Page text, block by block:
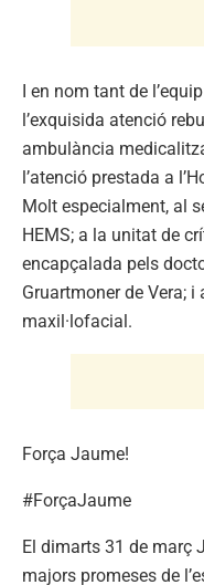
I en nom tant de
l’exquisida atenció
ambulància
l’atenció prestada a
Molt especialment, al
HEMS; a la unitat de
encapçalada pels
Gruartmoner de Vera; i
maxil·lofacial.
Força Jaume!
#ForçaJaume
El dimarts 31 de març
majors promeses de